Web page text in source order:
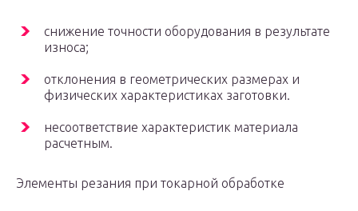
снижение точности оборудования в результате
износа;
отклонения в геометрических размерах и
физических характеристиках заготовки.
несоответствие характеристик материала
расчетным.
Элементы резания при токарной обработке